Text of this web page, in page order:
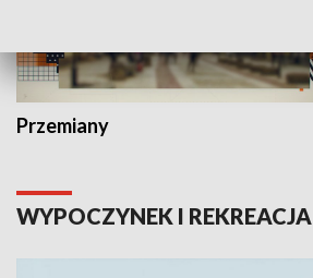
Przemiany
WYPOCZYNEK I REKREACJA